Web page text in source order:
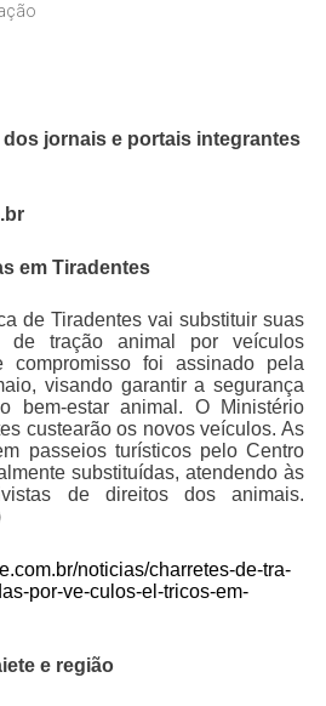
jornais e portais integrantes
em Tiradentes
de Tiradentes vai substituir suas
de tração animal por veículos
compromisso foi assinado pela
visando garantir a segurança
bem-estar animal. O Ministério
custearão os novos veículos. As
passeios turísticos pelo Centro
substituídas, atendendo às
de direitos dos animais.
noticias/charretes-de-tra-
por-ve-culos-el-tricos-em-
e região